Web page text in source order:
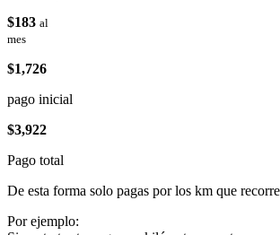
$183 al
mes
$1,726
pago inicial
$3,922
Pago total
De esta forma solo pagas por los km que
Por ejemplo: